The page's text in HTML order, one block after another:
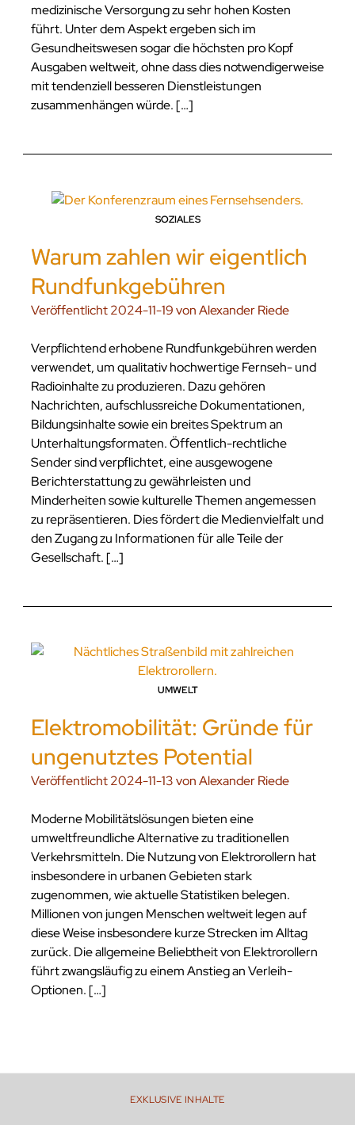
medizinische Versorgung zu sehr hohen Kosten
führt. Unter dem Aspekt ergeben sich im
Gesundheitswesen sogar die höchsten pro Kopf
Ausgaben weltweit, ohne dass dies notwendigerweise
mit tendenziell besseren Dienstleistungen
zusammenhängen würde. […]
SOZIALES
Warum zahlen wir eigentlich
Rundfunkgebühren
Veröffentlicht 2024-11-19 von Alexander Riede
Verpflichtend erhobene Rundfunkgebühren werden
verwendet, um qualitativ hochwertige Fernseh- und
Radioinhalte zu produzieren. Dazu gehören
Nachrichten, aufschlussreiche Dokumentationen,
Bildungsinhalte sowie ein breites Spektrum an
Unterhaltungsformaten. Öffentlich-rechtliche
Sender sind verpflichtet, eine ausgewogene
Berichterstattung zu gewährleisten und
Minderheiten sowie kulturelle Themen angemessen
zu repräsentieren. Dies fördert die Medienvielfalt und
den Zugang zu Informationen für alle Teile der
Gesellschaft. […]
UMWELT
Elektromobilität: Gründe für
ungenutztes Potential
Veröffentlicht 2024-11-13 von Alexander Riede
Moderne Mobilitätslösungen bieten eine
umweltfreundliche Alternative zu traditionellen
Verkehrsmitteln. Die Nutzung von Elektrorollern hat
insbesondere in urbanen Gebieten stark
zugenommen, wie aktuelle Statistiken belegen.
Millionen von jungen Menschen weltweit legen auf
diese Weise insbesondere kurze Strecken im Alltag
zurück. Die allgemeine Beliebtheit von Elektrorollern
führt zwangsläufig zu einem Anstieg an Verleih-
Optionen. […]
EXKLUSIVE INHALTE